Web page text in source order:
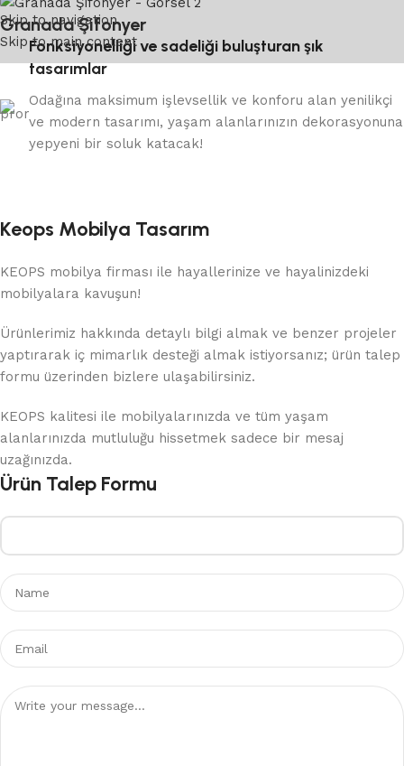
Skip to navigation
Skip to main content
Granada Şifonyer
Fonksiyonelliği ve sadeliği buluşturan şık
tasarımlar
Odağına maksimum işlevsellik ve konforu alan yenilikçi
ve modern tasarımı, yaşam alanlarınızın dekorasyonuna
yepyeni bir soluk katacak!
Keops Mobilya Tasarım
KEOPS mobilya firması ile hayallerinize ve hayalinizdeki
mobilyalara kavuşun!
Ürünlerimiz hakkında detaylı bilgi almak ve benzer projeler
yaptırarak iç mimarlık desteği almak istiyorsanız; ürün talep
formu üzerinden bizlere ulaşabilirsiniz.
KEOPS kalitesi ile mobilyalarınızda ve tüm yaşam
alanlarınızda mutluluğu hissetmek sadece bir mesaj
uzağınızda.
Ürün Talep Formu